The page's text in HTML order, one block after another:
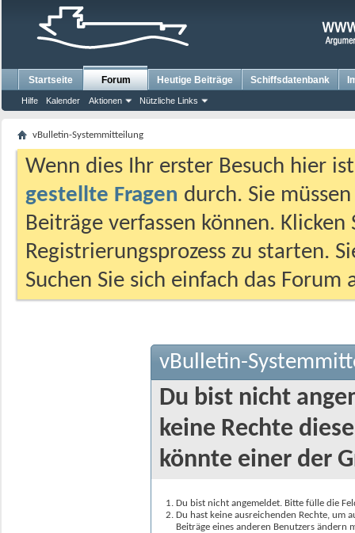
Startseite Forum
Hilfe Kalender Aktionen Nützliche Links
Heutige Beiträge Schiffsdatenbank
vBulletin-Systemmitteilung
Wenn dies Ihr erster Besuch hier
gestellte Fragen durch. Sie
Beiträge verfassen können.
Registrierungsprozess zu starten.
Suchen Sie sich einfach das
vBulletin-
Du bist nicht
keine Rechte
könnte einer der
Du bist nicht angemeldet. Bitte fülle die
Du hast keine ausreichenden Rechte, um
Beiträge eines anderen Benutzers